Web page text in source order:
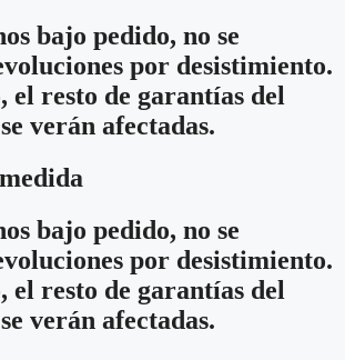
bajo pedido, no se
por desistimiento.
el resto de garantías del
verán afectadas.
bajo pedido, no se
por desistimiento.
el resto de garantías del
verán afectadas.